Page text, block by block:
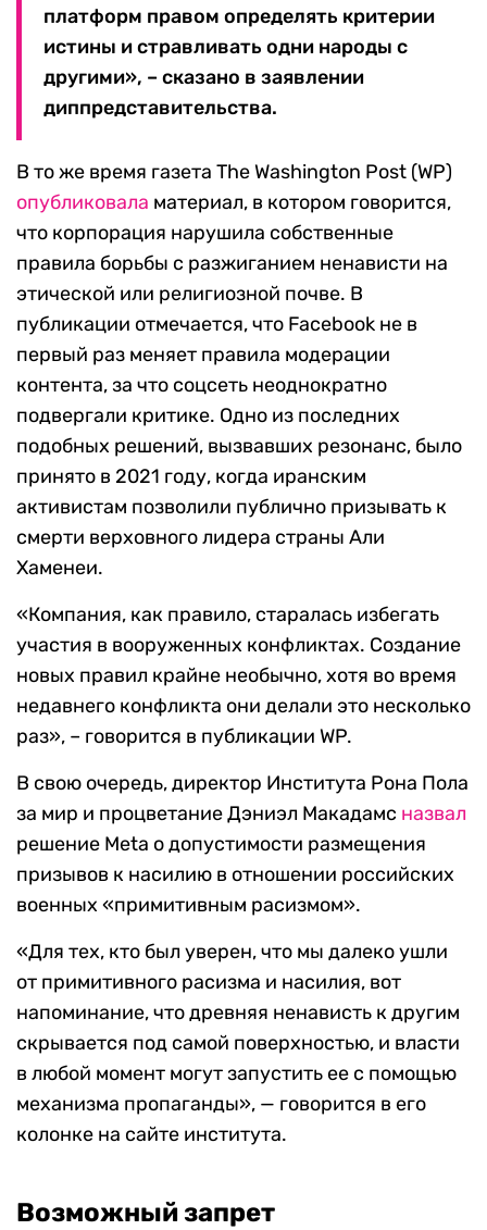
платформ правом определять критерии
истины и стравливать одни народы с
другими», – сказано в заявлении
диппредставительства.
В то же время газета The Washington Post (WP)
опубликовала материал, в котором говорится,
что корпорация нарушила собственные
правила борьбы с разжиганием ненависти на
этической или религиозной почве. В
публикации отмечается, что Facebook не в
первый раз меняет правила модерации
контента, за что соцсеть неоднократно
подвергали критике. Одно из последних
подобных решений, вызвавших резонанс, было
принято в 2021 году, когда иранским
активистам позволили публично призывать к
смерти верховного лидера страны Али
Хаменеи.
«Компания, как правило, старалась избегать
участия в вооруженных конфликтах. Создание
новых правил крайне необычно, хотя во время
недавнего конфликта они делали это несколько
раз», – говорится в публикации WP.
В свою очередь, директор Института Рона Пола
за мир и процветание Дэниэл Макадамс назвал
решение Meta о допустимости размещения
призывов к насилию в отношении российских
военных «примитивным расизмом».
«Для тех, кто был уверен, что мы далеко ушли
от примитивного расизма и насилия, вот
напоминание, что древняя ненависть к другим
скрывается под самой поверхностью, и власти
в любой момент могут запустить ее с помощью
механизма пропаганды», — говорится в его
колонке на сайте института.
Возможный запрет